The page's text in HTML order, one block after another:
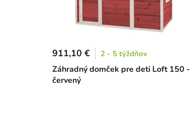
Záhradný domček pre deti Loft 150 -
červený
911,10 € 2 - 5 týždňov